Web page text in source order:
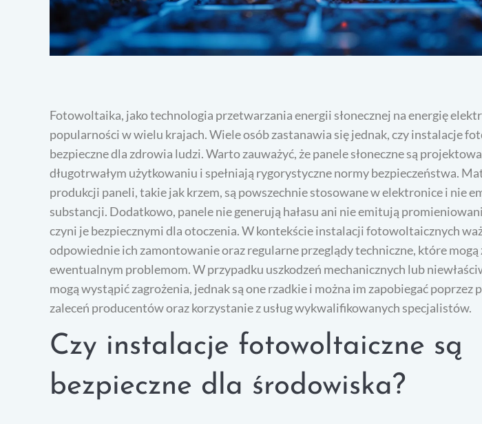
Fotowoltaika, jako technologia przetwarzania energii słonecznej na energię
popularności w wielu krajach. Wiele osób zastanawia się jednak, czy instalacje
bezpieczne dla zdrowia ludzi. Warto zauważyć, że panele słoneczne są
długotrwałym użytkowaniu i spełniają rygorystyczne normy bezpieczeństwa.
produkcji paneli, takie jak krzem, są powszechnie stosowane w elektronice i nie
substancji. Dodatkowo, panele nie generują hałasu ani nie emitują
czyni je bezpiecznymi dla otoczenia. W kontekście instalacji fotowoltaicznych
odpowiednie ich zamontowanie oraz regularne przeglądy techniczne, które mogą
ewentualnym problemom. W przypadku uszkodzeń mechanicznych lub
mogą wystąpić zagrożenia, jednak są one rzadkie i można im zapobiegać poprzez
zaleceń producentów oraz korzystanie z usług wykwalifikowanych specjalistów.
Czy instalacje fotowoltaiczne są
bezpieczne dla środowiska?